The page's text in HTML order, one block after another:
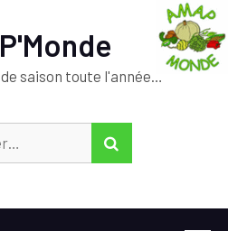
saison toute l'année…